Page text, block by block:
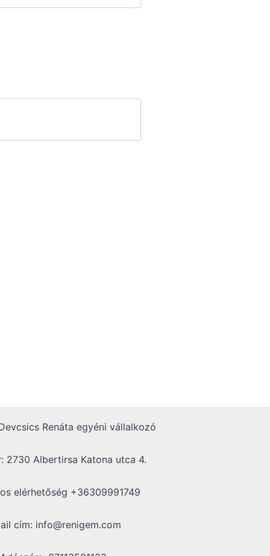
Renáta egyéni vállalkozó
2730 Albertirsa Katona utca 4.
elérhetőség +36309991749
cím: info@renigem.com